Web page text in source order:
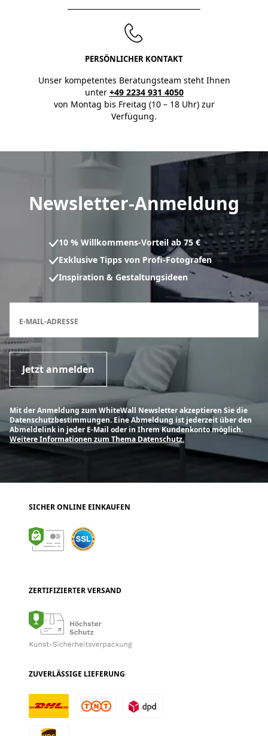
PERSÖNLICHER KONTAKT
Unser kompetentes Beratungsteam steht Ihnen
unter +49 2234 931 4050
von Montag bis Freitag (10 – 18 Uhr) zur
Verfügung.
Newsletter-Anmeldung
10 % Willkommens-Vorteil ab 75 €
Exklusive Tipps von Profi-Fotografen
Inspiration & Gestaltungsideen
E-MAIL-ADRESSE
Jetzt anmelden
Mit der Anmeldung zum WhiteWall Newsletter akzeptieren Sie die
Datenschutzbestimmungen. Eine Abmeldung ist jederzeit über den
Abmeldelink in jeder E-Mail oder in Ihrem Kundenkonto möglich.
Weitere Informationen zum Thema Datenschutz.
SICHER ONLINE EINKAUFEN
ZERTIFIZIERTER VERSAND
ZUVERLÄSSIGE LIEFERUNG